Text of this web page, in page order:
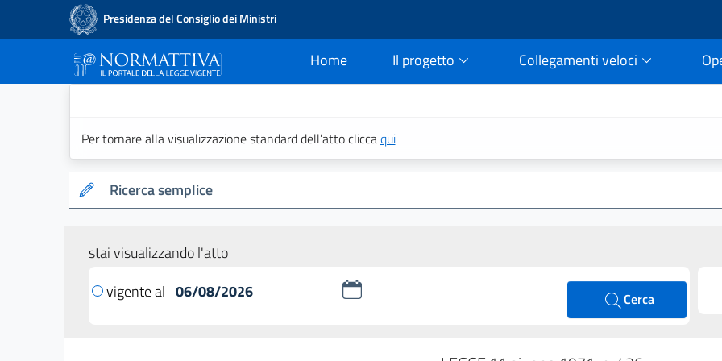
Presidenza del Consiglio dei Ministri
Home
current Il progetto Collegamenti veloci
Per tornare alla visualizzazione standard dell’atto cliccaqui
Ricerca semplice
stai visualizzando l'atto
vigente al
Cerca